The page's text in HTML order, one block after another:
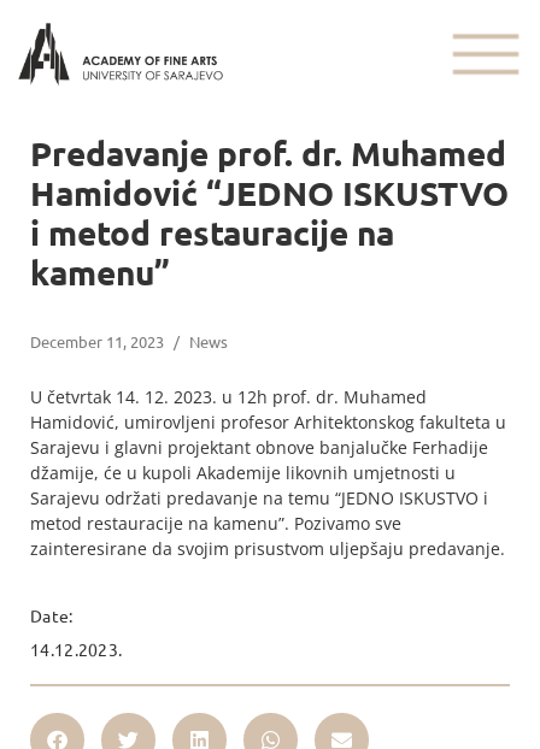
Predavanje prof. dr. Muhamed
Hamidović “JEDNO ISKUSTVO
i metod restauracije na
kamenu”
December 11, 2023 / News
U četvrtak 14. 12. 2023. u 12h prof. dr. Muhamed
Hamidović, umirovljeni profesor Arhitektonskog fakulteta u
Sarajevu i glavni projektant obnove banjalučke Ferhadije
džamije, će u kupoli Akademije likovnih umjetnosti u
Sarajevu održati predavanje na temu “JEDNO ISKUSTVO i
metod restauracije na kamenu”. Pozivamo sve
zainteresirane da svojim prisustvom uljepšaju predavanje.
Date:
14.12.2023.